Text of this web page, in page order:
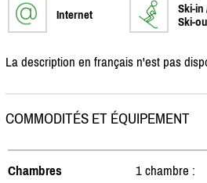
Internet
Ski-in
Ski-
La description en français n'est pas
COMMODITÉS ET ÉQUIPEMENT
Chambres
1 chambre :